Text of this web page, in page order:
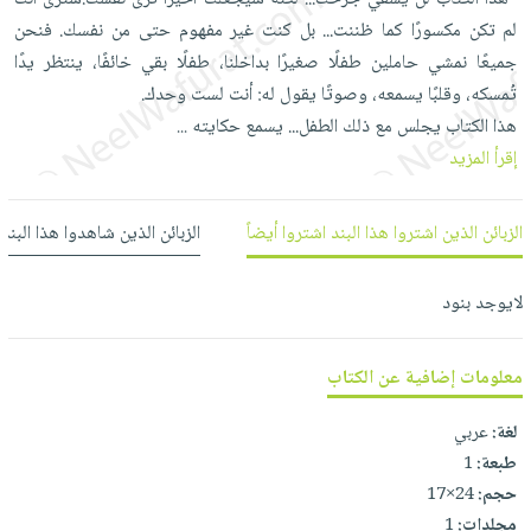
العناية
بالأسنان
الحمية
والتغذية
أدوات
المائدة
الأوعية
والتخزين
أدوات
المطبخ
الأكثر
مبيعاً
العودة
للمدارس
اكسسوارات
اكسسوارات
منزلية
مطرزات
حقائب
حلي
عناية
بالذات
شحن
مجاني
بنود
مختارة
اشتراكات
الاشتراكات
صندوق
iKitab
حدود
بحث
متقدم
نيل
وفرات
الشركة
سياسة
الشركة
حسابك
لائحة
الأمنيات
لم تكن مكسورًا كما ظننت... بل كنت غير مفهوم حتى من نفسك. فنحن
جميعًا نمشي حاملين طفلًا صغيرًا بداخلنا، طفلًا بقي خائفًا، ينتظر يدًا
تُمسكه، وقلبًا يسمعه، وصوتًا يقول له: أنت لست وحدك.
هذا الكتاب يجلس مع ذلك الطفل... يسمع حكايته...
إقرأ المزيد
الزبائن الذين اشتروا هذا البند اشتروا أيضاً الزبائن الذين شاهدوا هذا
لايوجد بنود
معلومات إضافية عن الكتاب
لغة:عربي
طبعة:1
حجم:24×17